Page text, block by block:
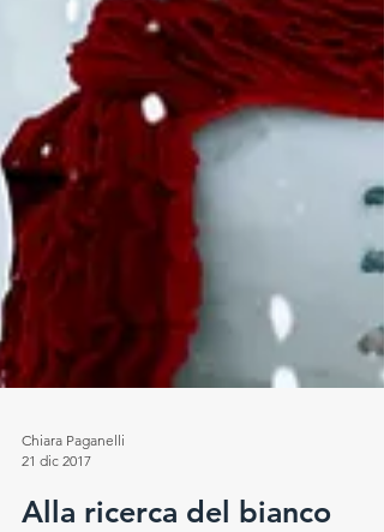
21 dic 2017